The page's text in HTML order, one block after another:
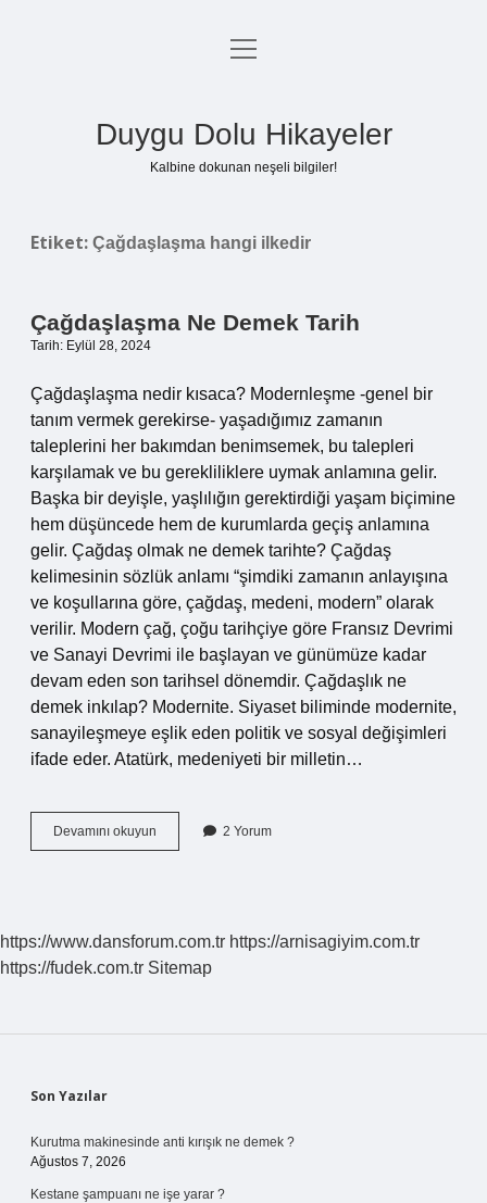
Anasayfa
menüyü
Duygu Dolu Hikayeler
Kalbine dokunan neşeli bilgiler!
Etiket: Çağdaşlaşma hangi ilkedir
Çağdaşlaşma Ne Demek Tarih
Tarih: Eylül 28, 2024
Çağdaşlaşma nedir kısaca? Modernleşme -genel bir
tanım vermek gerekirse- yaşadığımız zamanın
taleplerini her bakımdan benimsemek, bu talepleri
karşılamak ve bu gerekliliklere uymak anlamına gelir.
Başka bir deyişle, yaşlılığın gerektirdiği yaşam biçimine
hem düşüncede hem de kurumlarda geçiş anlamına
gelir. Çağdaş olmak ne demek tarihte? Çağdaş
kelimesinin sözlük anlamı “şimdiki zamanın anlayışına
ve koşullarına göre, çağdaş, medeni, modern” olarak
verilir. Modern çağ, çoğu tarihçiye göre Fransız Devrimi
ve Sanayi Devrimi ile başlayan ve günümüze kadar
devam eden son tarihsel dönemdir. Çağdaşlık ne
demek inkılap? Modernite. Siyaset biliminde modernite,
sanayileşmeye eşlik eden politik ve sosyal değişimleri
ifade eder. Atatürk, medeniyeti bir milletin…
Devamını okuyun Çağdaşlaşma
Ne
2 Yorum
https://www.dansforum.com.tr https://arnisagiyim.com.tr
https://fudek.com.tr Sitemap
Sidebar
Son Yazılar
Kurutma makinesinde anti kırışık ne demek ?
Ağustos 7, 2026
Kestane şampuanı ne işe yarar ?